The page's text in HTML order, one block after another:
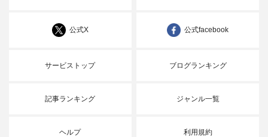
公式X 公式facebook
サービストップ ブログランキング
記事ランキング ジャンル一覧
ヘルプ 利用規約